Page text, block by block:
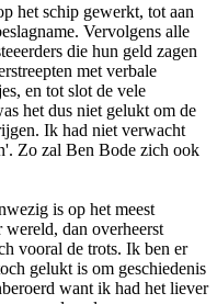
het schip gewerkt, tot aan
Vervolgens alle
die hun geld zagen
met verbale
en tot slot de vele
het dus niet gelukt om de
Ik had niet verwacht
Zo zal Ben Bode zich ook
is op het meest
wereld, dan overheerst
vooral de trots. Ik ben er
gelukt is om geschiedenis
want ik had het liever